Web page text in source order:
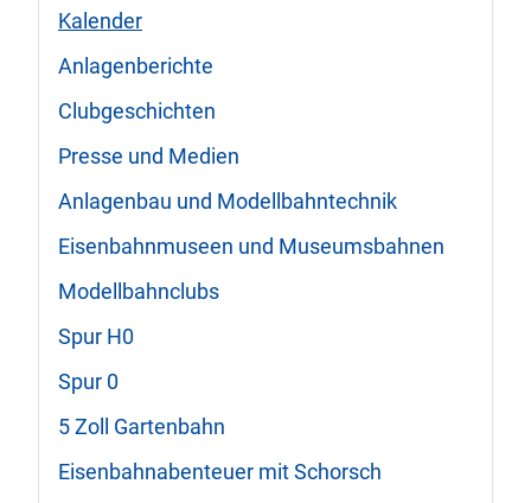
Kalender
Anlagenberichte
Clubgeschichten
Presse und Medien
Anlagenbau und Modellbahntechnik
Eisenbahnmuseen und Museumsbahnen
Modellbahnclubs
Spur H0
Spur 0
5 Zoll Gartenbahn
Eisenbahnabenteuer mit Schorsch